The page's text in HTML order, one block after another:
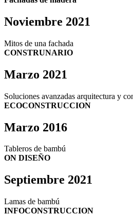
Noviembre 2021
Mitos de una fachada
CONSTRUNARIO
Marzo 2021
Soluciones avanzadas arquitectura y
ECOCONSTRUCCION
Marzo 2016
Tableros de bambú
ON DISEÑO
Septiembre 2021
Lamas de bambú
INFOCONSTRUCCION